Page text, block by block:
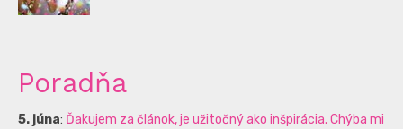
Poradňa
5. júna: Ďakujem za článok, je užitočný ako inšpirácia. Chýba mi